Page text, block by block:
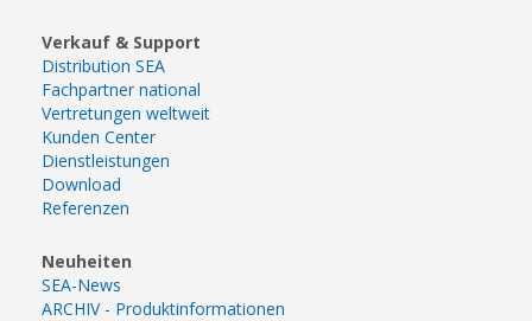
Verkauf & Support
Distribution SEA
Fachpartner national
Vertretungen weltweit
Kunden Center
Dienstleistungen
Download
Referenzen
Neuheiten
SEA-News
ARCHIV - Produktinformationen